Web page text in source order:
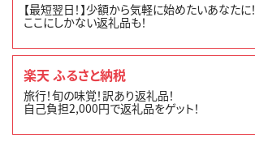
【最短翌日！】少額から気軽に始めたいあなたに！
ここにしかない返礼品も！
楽天 ふるさと納税
旅行！旬の味覚！訳あり返礼品！
自己負担2,000円で返礼品をゲット！